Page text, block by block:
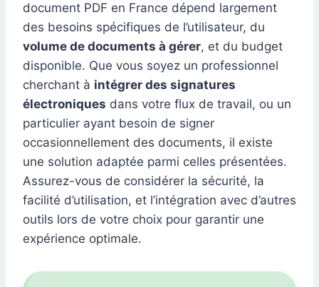
document PDF en France dépend largement
des besoins spécifiques de l’utilisateur, du
volume de documents à gérer, et du budget
disponible. Que vous soyez un professionnel
cherchant à intégrer des signatures
électroniques dans votre flux de travail, ou un
particulier ayant besoin de signer
occasionnellement des documents, il existe
une solution adaptée parmi celles présentées.
Assurez-vous de considérer la sécurité, la
facilité d’utilisation, et l’intégration avec d’autres
outils lors de votre choix pour garantir une
expérience optimale.